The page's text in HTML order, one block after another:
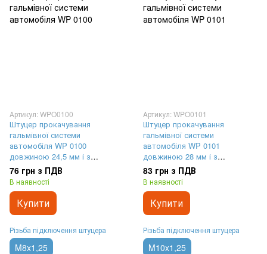
Артикул: WPO0100
Штуцер прокачування
гальмівної системи
автомобіля WP 0100
довжиною 24,5 мм і з
різьбленням M8x1,25
76 грн з ПДВ
В наявності
Купити
Різьба підключення штуцера
M8x1,25
Артикул: WPO0101
Штуцер прокачування
гальмівної системи
автомобіля WP 0101
довжиною 28 мм і з
різьбленням M10x1,25
83 грн з ПДВ
В наявності
Купити
Різьба підключення штуцера
M10x1,25